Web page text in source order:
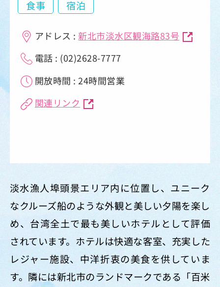
食事 宿泊
アドレス :新北市淡水区観海路83号
電話 : (02)2628-7777
開放時間 : 24時間営業
関連リンク
淡水漁人埠頭景エリア内に位置し、ユニーク
なクルーズ船のような外観と美しい夕陽を楽し
め、台湾全土で最も美しいホテルとして評価
されています。ホテルは快適な客室、充実した
レジャー施設、中洋折衷の美食を供していま
す。隣には新北市のランドマークである「百米